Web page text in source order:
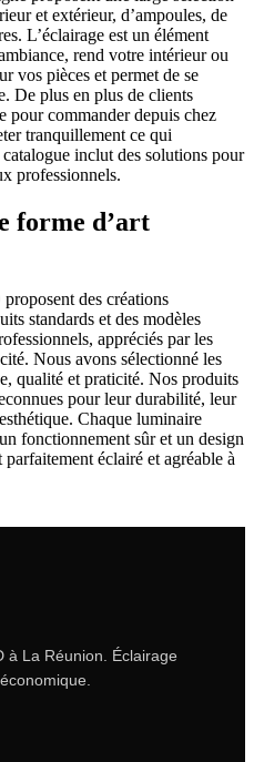
et extérieur, d’ampoules, de
L’éclairage est un élément
rend votre intérieur ou
vos pièces et permet de se
De plus en plus de clients
pour commander depuis chez
tranquillement ce qui
inclut des solutions pour
professionnels.
forme d’art
des créations
standards et des modèles
appréciés par les
Nous avons sélectionné les
qualité et praticité. Nos produits
pour leur durabilité, leur
Chaque luminaire
fonctionnement sûr et un design
éclairé et agréable à
à La Réunion. Éclairage